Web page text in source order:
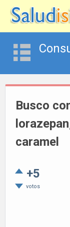
Busco
caramel
+5
votos